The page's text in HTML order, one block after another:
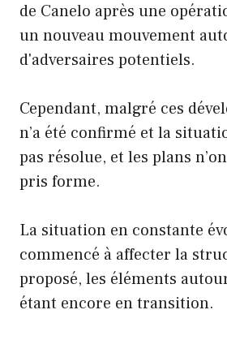
de Canelo après une
un nouveau mouvement
d'adversaires potentiels.
Cependant, malgré ces
n’a été confirmé et la
pas résolue, et les plans
pris forme.
La situation en constante
commencé à affecter la
proposé, les éléments
étant encore en transition.